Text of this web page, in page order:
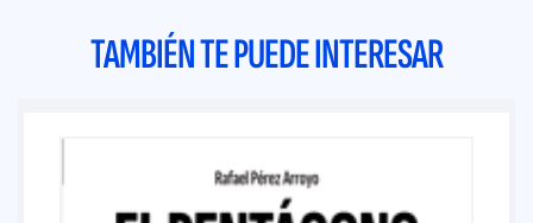
TAMBIÉN TE PUEDE INTERESAR